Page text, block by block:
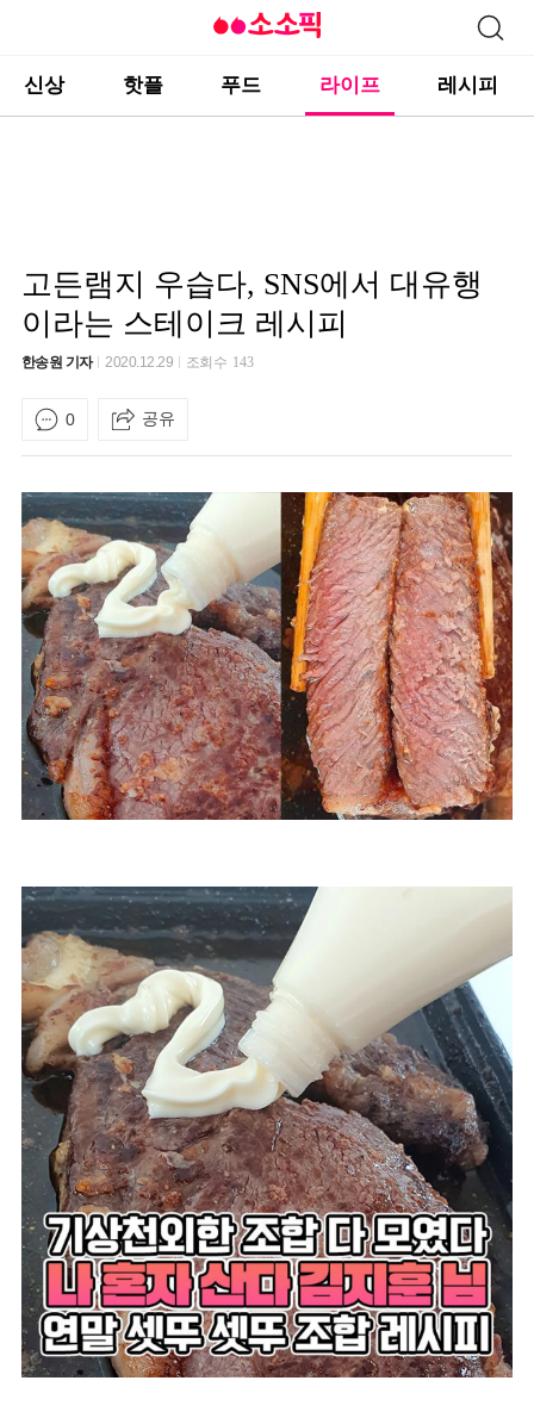
신상 핫플 푸드 라이프 레시피
고든램지 우습다, SNS에서 대유행
이라는 스테이크 레시피
한송원 기자 2020.12.29 조회수 143
0 공유